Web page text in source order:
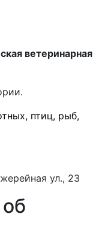
ветеринарная
птиц, рыб,
ул., 23